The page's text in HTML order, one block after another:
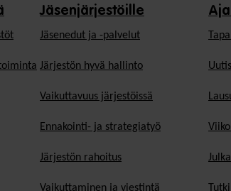
Jäsenjärjestöille
Jäsen­edut ja -palvelut
Järjestön hyvä hallinto
Vaikuttavuus järjestöissä
Ennakointi- ja strategiatyö
Järjestön rahoitus
Vaikuttaminen ja viestintä